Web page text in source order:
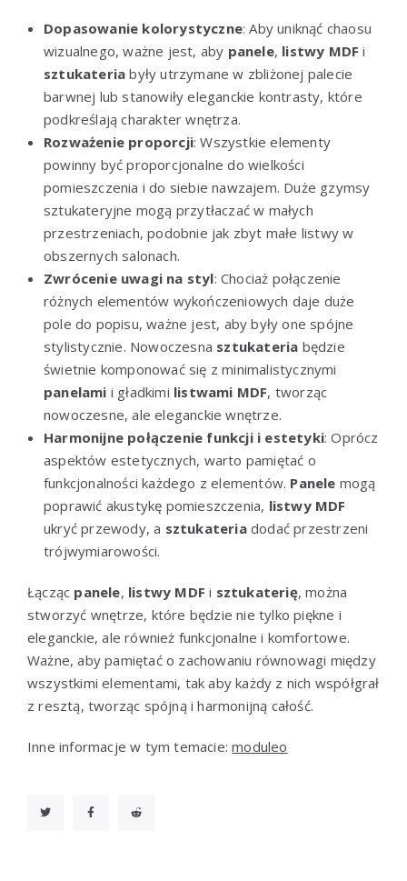
Dopasowanie kolorystyczne: Aby uniknąć chaosu
wizualnego, ważne jest, aby panele, listwy MDF i
sztukateria były utrzymane w zbliżonej palecie
barwnej lub stanowiły eleganckie kontrasty, które
podkreślają charakter wnętrza.
Rozważenie proporcji: Wszystkie elementy
powinny być proporcjonalne do wielkości
pomieszczenia i do siebie nawzajem. Duże gzymsy
sztukateryjne mogą przytłaczać w małych
przestrzeniach, podobnie jak zbyt małe listwy w
obszernych salonach.
Zwrócenie uwagi na styl: Chociaż połączenie
różnych elementów wykończeniowych daje duże
pole do popisu, ważne jest, aby były one spójne
stylistycznie. Nowoczesna sztukateria będzie
świetnie komponować się z minimalistycznymi
panelami i gładkimi listwami MDF, tworząc
nowoczesne, ale eleganckie wnętrze.
Harmonijne połączenie funkcji i estetyki: Oprócz
aspektów estetycznych, warto pamiętać o
funkcjonalności każdego z elementów. Panele mogą
poprawić akustykę pomieszczenia, listwy MDF
ukryć przewody, a sztukateriadodać przestrzeni
trójwymiarowości.
Łącząc panele, listwy MDF i sztukaterię, można
stworzyć wnętrze, które będzie nie tylko piękne i
eleganckie, ale również funkcjonalne i komfortowe.
Ważne, aby pamiętać o zachowaniu równowagi między
wszystkimi elementami, tak aby każdy z nich współgrał
z resztą, tworząc spójną i harmonijną całość.
Inne informacje w tym temacie:moduleo